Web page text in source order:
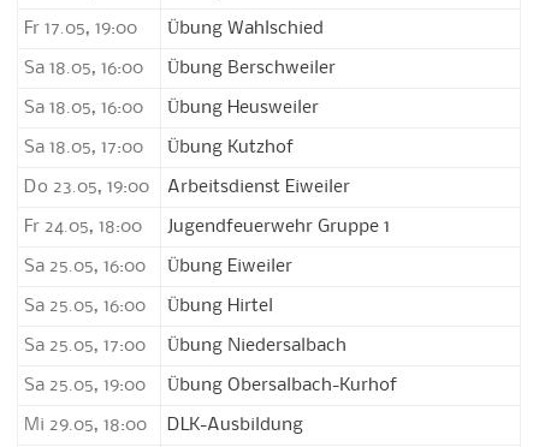
Fr 17.05, 19:00 Übung Wahlschied
Sa 18.05, 16:00 Übung Berschweiler
Sa 18.05, 16:00 Übung Heusweiler
Sa 18.05, 17:00 Übung Kutzhof
Do 23.05, 19:00 Arbeitsdienst Eiweiler
Fr 24.05, 18:00 Jugendfeuerwehr Gruppe 1
Sa 25.05, 16:00 Übung Eiweiler
Sa 25.05, 16:00 Übung Hirtel
Sa 25.05, 17:00 Übung Niedersalbach
Sa 25.05, 19:00 Übung Obersalbach-Kurhof
Mi 29.05, 18:00 DLK-Ausbildung